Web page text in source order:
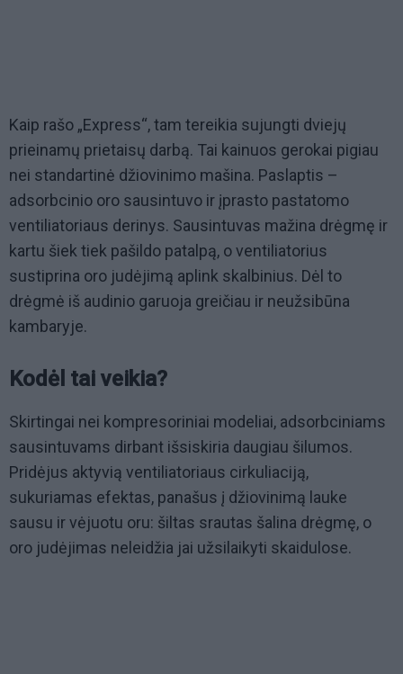
Kaip rašo „Express“, tam tereikia sujungti dviejų
prieinamų prietaisų darbą. Tai kainuos gerokai pigiau
nei standartinė džiovinimo mašina. Paslaptis –
adsorbcinio oro sausintuvo ir įprasto pastatomo
ventiliatoriaus derinys. Sausintuvas mažina drėgmę ir
kartu šiek tiek pašildo patalpą, o ventiliatorius
sustiprina oro judėjimą aplink skalbinius. Dėl to
drėgmė iš audinio garuoja greičiau ir neužsibūna
kambaryje.
Kodėl tai veikia?
Skirtingai nei kompresoriniai modeliai, adsorbciniams
sausintuvams dirbant išsiskiria daugiau šilumos.
Pridėjus aktyvią ventiliatoriaus cirkuliaciją,
sukuriamas efektas, panašus į džiovinimą lauke
sausu ir vėjuotu oru: šiltas srautas šalina drėgmę, o
oro judėjimas neleidžia jai užsilaikyti skaidulose.